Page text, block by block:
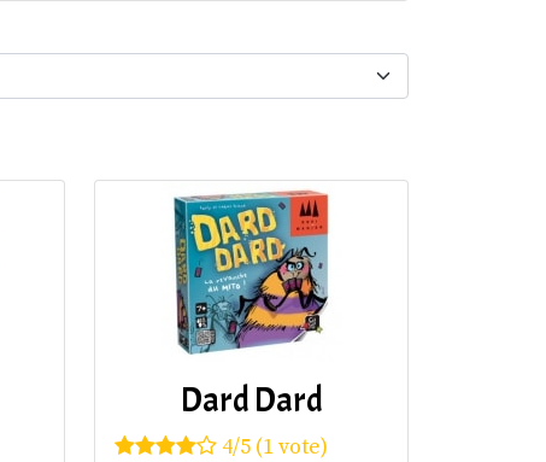
Dard Dard
4/5 (1 vote)